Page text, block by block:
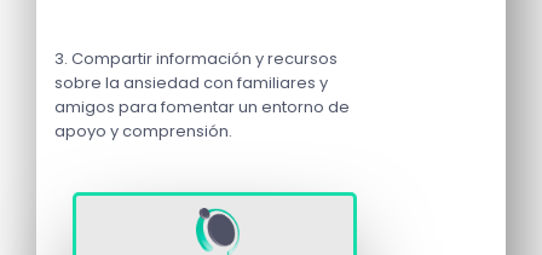
3. Compartir información y recursos
sobre la ansiedad con familiares y
amigos para fomentar un entorno de
apoyo y comprensión.